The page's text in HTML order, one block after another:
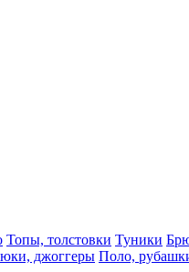
Топы, толстовки Туники
джоггеры Поло,